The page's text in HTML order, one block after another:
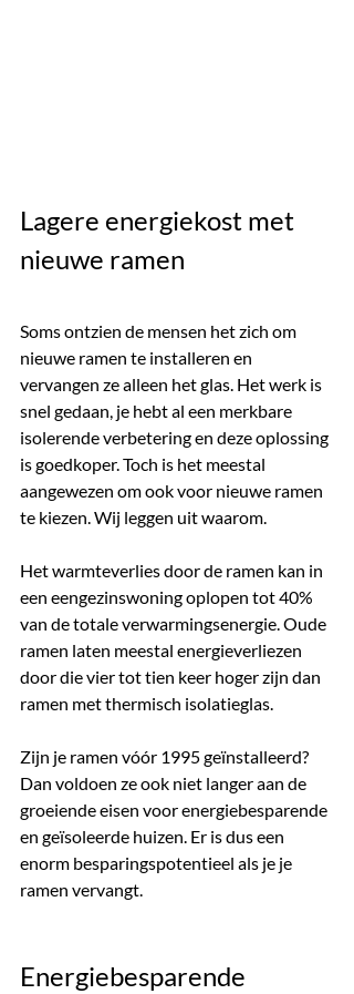
Lagere energiekost met
nieuwe ramen
Soms ontzien de mensen het zich om
nieuwe ramen te installeren en
vervangen ze alleen het glas. Het werk is
snel gedaan, je hebt al een merkbare
isolerende verbetering en deze oplossing
is goedkoper. Toch is het meestal
aangewezen om ook voor nieuwe ramen
te kiezen. Wij leggen uit waarom.
Het warmteverlies door de ramen kan in
een eengezinswoning oplopen tot 40%
van de totale verwarmingsenergie. Oude
ramen laten meestal energieverliezen
door die vier tot tien keer hoger zijn dan
ramen met thermisch isolatieglas.
Zijn je ramen vóór 1995 geïnstalleerd?
Dan voldoen ze ook niet langer aan de
groeiende eisen voor energiebesparende
en geïsoleerde huizen. Er is dus een
enorm besparingspotentieel als je je
ramen vervangt.
Energiebesparende